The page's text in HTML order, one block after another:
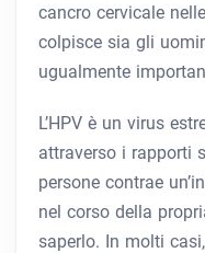
cancro cervicale
colpisce sia gli
ugualmente
L’HPV è un virus
attraverso i rapporti
persone contrae
nel corso della
saperlo. In molti